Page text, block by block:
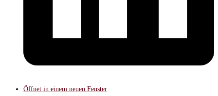
Öffnet in einem neuen Fenster